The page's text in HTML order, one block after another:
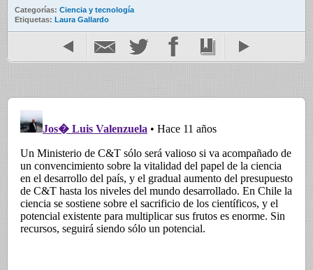
Categorías: Ciencia y tecnología
Etiquetas: Laura Gallardo